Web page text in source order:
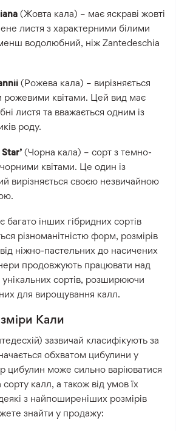
(Жовта кала) – має яскраві жовті
листя з характерними білими
водолюбний, ніж Zantedeschia
(Рожева кала) – вирізняється
рожевими квітами. Цей вид має
листя та вважається одним із
роду.
(Чорна кала) – сорт з темно-
квітами. Це один із
вирізняється своєю незвичайною
багато інших гібридних сортів
різноманітністю форм, розмірів
від ніжно-пастельних до насичених
продовжують працювати над
сортів, розширюючи
для вирощування калл.
Кали
зазвичай класифікують за
обхватом цибулини у
цибулин може сильно варіюватися
калл, а також від умов їх
з найпоширеніших розмірів
знайти у продажу: